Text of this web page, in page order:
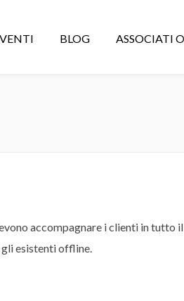
BLOG ASSOCIATI
accompagnare i clienti in tutto il
gli esistenti offline.